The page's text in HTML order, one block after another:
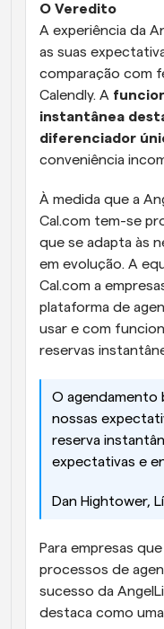
O Veredito
A experiência da
as suas
comparação com
Calendly. A
instantânea
diferenciador
conveniência
À medida que a
Cal.com tem-se
que se adapta às
em evolução. A
Cal.com a
plataforma de
usar e com
reservas
O agendamento
nossas
reserva
expectativas e
Dan Hightower,
Para empresas
processos de
sucesso da
destaca como